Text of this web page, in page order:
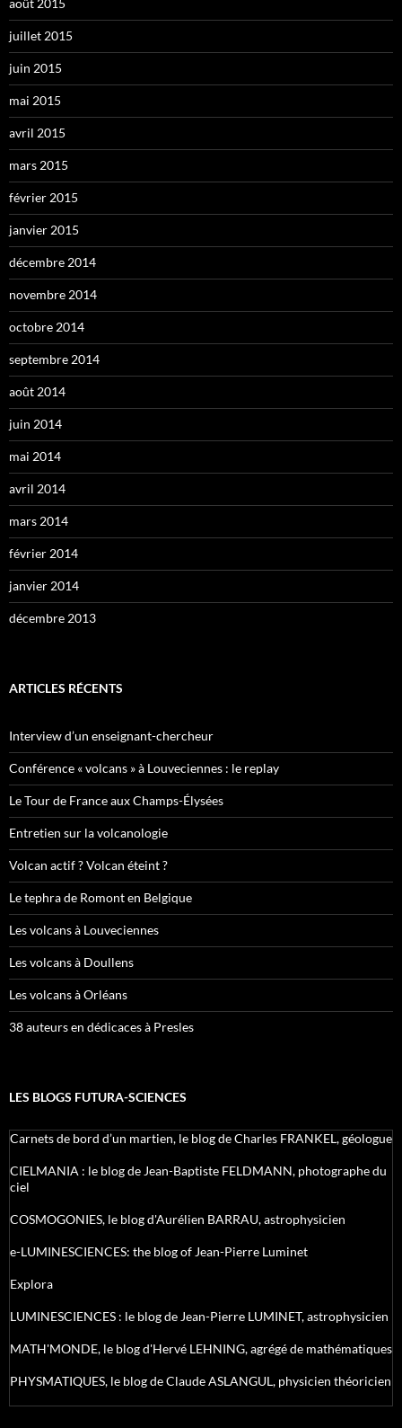
août 2015
juillet 2015
juin 2015
mai 2015
avril 2015
mars 2015
février 2015
janvier 2015
décembre 2014
novembre 2014
octobre 2014
septembre 2014
août 2014
juin 2014
mai 2014
avril 2014
mars 2014
février 2014
janvier 2014
décembre 2013
ARTICLES RÉCENTS
Interview d’un enseignant-chercheur
Conférence « volcans » à Louveciennes : le replay
Le Tour de France aux Champs-Élysées
Entretien sur la volcanologie
Volcan actif ? Volcan éteint ?
Le tephra de Romont en Belgique
Les volcans à Louveciennes
Les volcans à Doullens
Les volcans à Orléans
38 auteurs en dédicaces à Presles
LES BLOGS FUTURA-SCIENCES
Carnets de bord d’un martien, le blog de Charles FRANKEL, géologue
CIELMANIA : le blog de Jean-Baptiste FELDMANN, photographe du
ciel
COSMOGONIES, le blog d'Aurélien BARRAU, astrophysicien
e-LUMINESCIENCES: the blog of Jean-Pierre Luminet
Explora
LUMINESCIENCES : le blog de Jean-Pierre LUMINET, astrophysicien
MATH'MONDE, le blog d'Hervé LEHNING, agrégé de mathématiques
PHYSMATIQUES, le blog de Claude ASLANGUL, physicien théoricien